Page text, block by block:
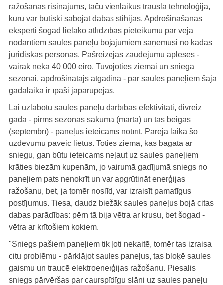
ražošanas risinājums, taču vienlaikus trausla tehnoloģija,
kuru var būtiski sabojāt dabas stihijas. Apdrošināšanas
eksperti šogad lielāko atlīdzības pieteikumu par vēja
nodarītiem saules paneļu bojājumiem saņēmusi no kādas
juridiskas personas. Pašreizējās zaudējumu aplēses -
vairāk nekā 40 000 eiro. Tuvojoties ziemai un sniega
sezonai, apdrošinātājs atgādina - par saules paneļiem šajā
gadalaikā ir īpaši jāparūpējas.
Lai uzlabotu saules paneļu darbības efektivitāti, divreiz
gadā - pirms sezonas sākuma (martā) un tās beigās
(septembrī) - paneļus ieteicams notīrīt. Pārējā laikā šo
uzdevumu paveic lietus. Toties ziemā, kas bagāta ar
sniegu, gan būtu ieteicams neļaut uz saules paneļiem
krāties biezām kupenām, jo vairumā gadījumā sniegs no
paneļiem pats nenokrīt un var apgrūtināt enerģijas
ražošanu, bet, ja tomēr noslīd, var izraisīt pamatīgus
postījumus. Tiesa, daudz biežāk saules paneļus bojā citas
dabas parādības: pērn tā bija vētra ar krusu, bet šogad -
vētra ar krītošiem kokiem.
"Sniegs pašiem paneļiem tik ļoti nekaitē, tomēr tas izraisa
citu problēmu - pārklājot saules paneļus, tas bloķē saules
gaismu un traucē elektroenerģijas ražošanu. Piesalis
sniegs pārvēršas par caurspīdīgu slāni uz saules paneļu